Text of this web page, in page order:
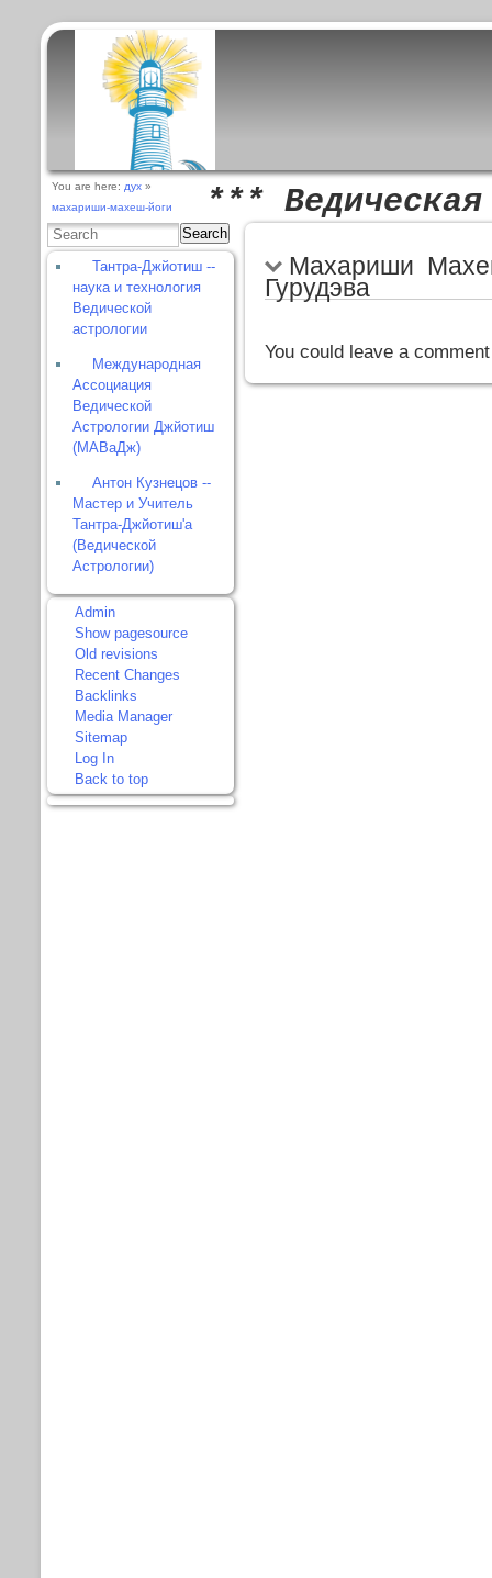
***
You are here:дух »
махариши-махеш-йоги
Search
Тантра-Джйотиш --
наука и технология
Ведической
астрологии
Международная
Ассоциация
Ведической
Астрологии Джйотиш
(МАВаДж)
Антон Кузнецов --
Мастер и Учитель
Тантра-Джйотиш'а
(Ведической
Астрологии)
Admin
Show pagesource
Old revisions
Recent Changes
Backlinks
Media Manager
Sitemap
Log In
Back to top
Махариши
Гурудэва
You could leave a